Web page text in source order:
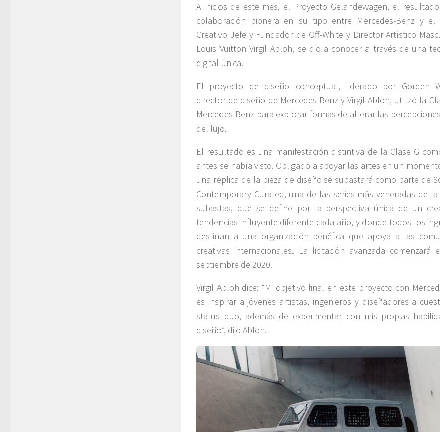
A inicios de este mes, el Proyecto Geländewagen, el
colaboración pionera en su tipo entre Mercedes-Benz y el
Creativo Jefe y Fundador de Off-White y Director Artístico
Louis Vuitton Virgil Abloh, se dio a conocer a través de una
digital única.
El proyecto de diseño conceptual, liderado por Gorden
director de diseño de Mercedes-Benz y Virgil Abloh, utilizó la
Mercedes-Benz para explorar formas de alterar las
del lujo.
El resultado es una manifestación distintiva de la Clase G
antes se había visto. Obligado a apoyar las artes en un
una réplica de la pieza de diseño se subastará como parte de
Contemporary Curated, una de las series más veneradas de la
subastas, que se define por la perspectiva única de un
tendencias influyente diferente cada año, y donde todos los
destinan a una organización benéfica que apoya a las
creativas internacionales. La licitación avanzada comenzará
septiembre de 2020.
Virgil Abloh dice: “Mi objetivo final en este proyecto con
es inspirar a jóvenes artistas, ingenieros y diseñadores a
status quo, además de experimentar con mis propias
diseño”, dijo Abloh.